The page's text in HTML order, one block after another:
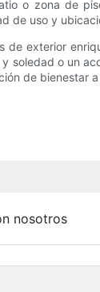
o zona de
de uso y
de exterior
soledad o un
de bienestar
nosotros